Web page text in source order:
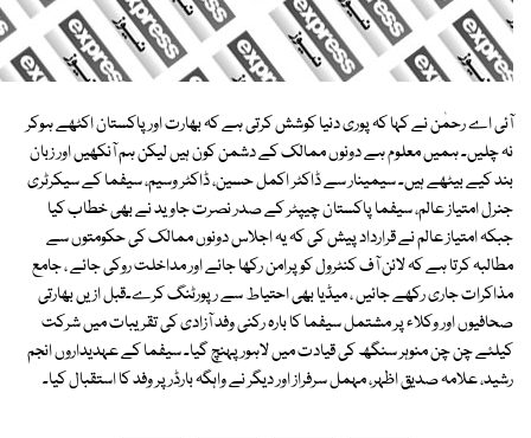
آئی اے رحمٰن نے کہا کہ پوری دنیا کوشش کرتی ہے کہ بھارت اور پاکستان اکٹھے ہوکر
نہ چلیں۔ ہمیں معلوم ہے دونوں ممالک کے دشمن کون ہیں لیکن ہم آنکھیں اور زبان
بند کیے بیٹھے ہیں۔ سیمینار سے ڈاکٹر اکمل حسین، ڈاکٹر وسیم، سیفما کے سیکرٹری
جنرل امتیاز عالم، سیفما پاکستان چیپٹر کے صدر نصرت جاوید نے بھی خطاب کیا
جبکہ امتیاز عالم نے قرارداد پیش کی کہ یہ اجلاس دونوں ممالک کی حکومتوں سے
مطالبہ کرتا ہے کہ لائن آف کنٹرول کو پرامن رکھا جائے اور مداخلت روکی جائے ، جامع
مذاکرات جاری رکھے جائیں ، میڈیا بھی احتیاط سے رپورٹنگ کرے۔قبل ازیں بھارتی
صحافیوں اور وکلاء پر مشتمل سیفما کا بارہ رکنی وفد آزادی کی تقریبات میں شرکت
کیلئے چن چن منوہر سنگھ کی قیادت میں لاہور پہنچ گیا۔ سیفما کے عہدیداروں انجم
رشید، علامہ صدیق اظہر، مہمل سرفراز اور دیگر نے واہگہ بارڈر پر وفد کا استقبال کیا۔